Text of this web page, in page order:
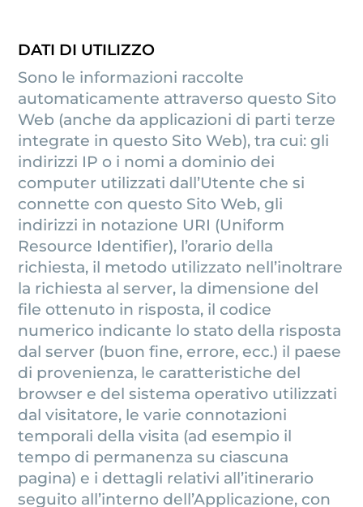
DATI DI UTILIZZO
Sono le informazioni raccolte
automaticamente attraverso questo Sito
Web (anche da applicazioni di parti terze
integrate in questo Sito Web), tra cui: gli
indirizzi IP o i nomi a dominio dei
computer utilizzati dall’Utente che si
connette con questo Sito Web, gli
indirizzi in notazione URI (Uniform
Resource Identifier), l’orario della
richiesta, il metodo utilizzato nell’inoltrare
la richiesta al server, la dimensione del
file ottenuto in risposta, il codice
numerico indicante lo stato della risposta
dal server (buon fine, errore, ecc.) il paese
di provenienza, le caratteristiche del
browser e del sistema operativo utilizzati
dal visitatore, le varie connotazioni
temporali della visita (ad esempio il
tempo di permanenza su ciascuna
pagina) e i dettagli relativi all’itinerario
seguito all’interno dell’Applicazione, con